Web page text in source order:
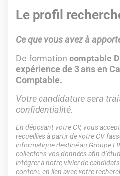
Le profil
Ce que vous avez à
De formation comptable
expérience de 3 ans en
Comptable.
Votre candidature sera
confidentialité.
En déposant votre CV, vous
recueillies à partir de votre CV
informatique destiné au Groupe
collectons vos données afin
intégrer à notre vivier de
contenu en lien avec votre